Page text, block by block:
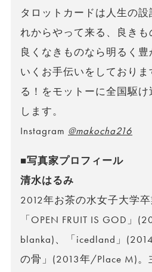
タロットカードは人生の
れからやって来る、良きも
良くなきものなら明るく
いくお手伝いをしており
る！をモットーに全国駆
します。
Instagram @makocha216
■写真家プロフィール
清水はるみ
2012年お茶の水女子大学卒
「OPEN FRUIT IS GOD」
blanka)、「icedland」
の骨」(2013年/Place M)。